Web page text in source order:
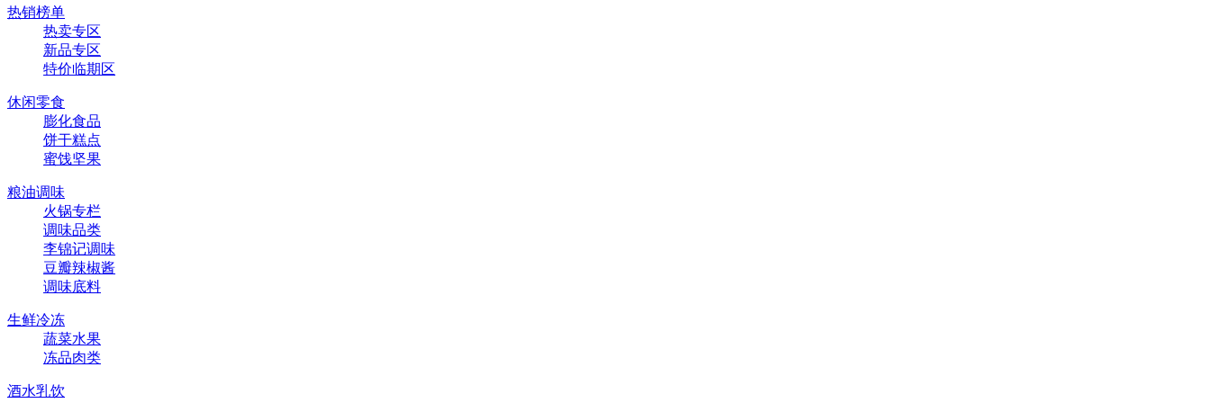
热销榜单
热卖专区
新品专区
特价临期区
休闲零食
膨化食品
饼干糕点
蜜饯坚果
粮油调味
火锅专栏
调味品类
李锦记调味
豆瓣辣椒酱
调味底料
生鲜冷冻
蔬菜水果
冻品肉类
酒水乳饮